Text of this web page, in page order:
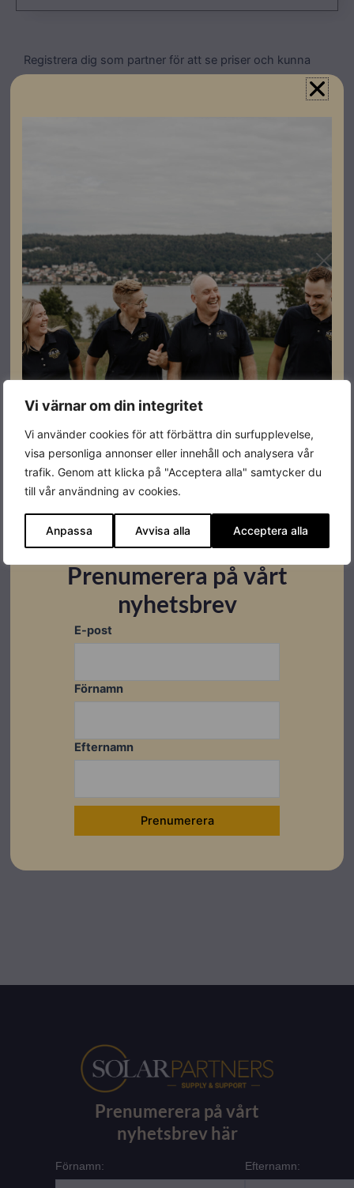
Vi värnar om din integritet
Vi använder cookies för att förbättra din surfupplevelse,
visa personliga annonser eller innehåll och analysera vår
trafik. Genom att klicka på "Acceptera alla" samtycker du
till vår användning av cookies.
Anpassa Avvisa alla Acceptera alla
Registrera dig som partner för att se priser och kunna
göra beställningar.
1 Batteriuttag
1 Topplock av batteri
1 Batteriställverk
1 Fäste
Kontakta din säljare för mer information.
Specifikationer
Datablad
Ladda ner
Installationsmanual
Prenumerera på vårt
nyhetsbrev här
Förnamn: Efternamn:
Prenumerera på vårt
nyhetsbrev
E-post
Förnamn
Efternamn